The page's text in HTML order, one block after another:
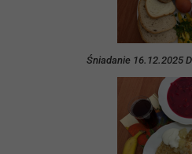
Śniadanie 16.12.2025